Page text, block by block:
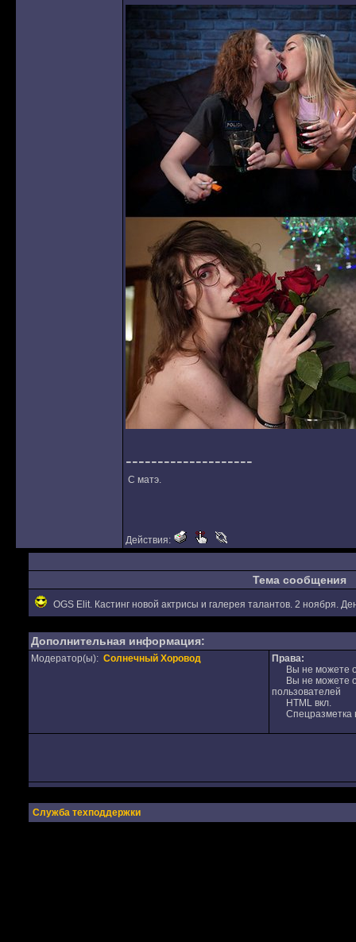
--------------------
С матэ.
Действия:
Тема сообщения
OGS Elit. Кастинг новой актрисы и галерея талантов. 2 ноября.
Дополнительная информация:
Модератор(ы): Солнечный Хоровод
Права:
Вы не можете
Вы не можете
пользователей
HTML вкл.
Спецразметка
Служба техподдержки